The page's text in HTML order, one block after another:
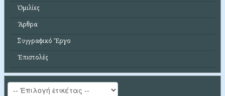
Ὁμιλίες
Ἄρθρα
Συγγραφικό Ἔργο
Ἐπιστολές